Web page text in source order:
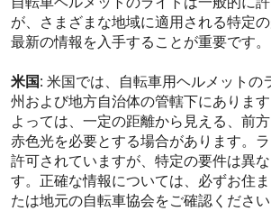
が、さまざまな地域に適用される特定
最新の情報を入手することが重要です。
米国: 米国では、自転車用ヘルメットの
州および地方自治体の管轄下にありま
よっては、一定の距離から見える、前
赤色光を必要とする場合があります。
許可されていますが、特定の要件は異
す。正確な情報については、必ずお住
たは地元の自転車協会をご確認ください